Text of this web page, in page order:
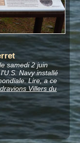
samedi 2 juin
Navy installé
Lire, a ce
Villers du